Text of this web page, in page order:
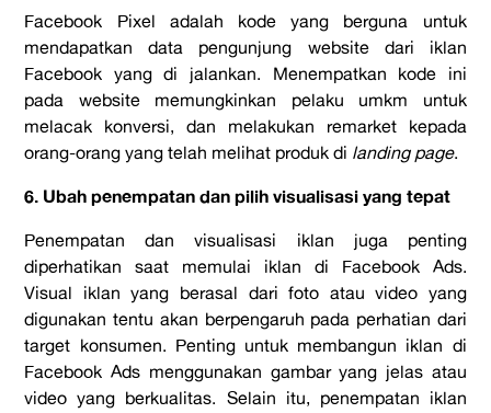
Facebook Pixel adalah kode yang berguna untuk
mendapatkan data pengunjung website dari iklan
Facebook yang di jalankan. Menempatkan kode ini
pada website memungkinkan pelaku umkm untuk
melacak konversi, dan melakukan remarket kepada
orang-orang yang telah melihat produk di landing page.
6. Ubah penempatan dan pilih visualisasi yang tepat
Penempatan dan visualisasi iklan juga penting
diperhatikan saat memulai iklan di Facebook Ads.
Visual iklan yang berasal dari foto atau video yang
digunakan tentu akan berpengaruh pada perhatian dari
target konsumen. Penting untuk membangun iklan di
Facebook Ads menggunakan gambar yang jelas atau
video yang berkualitas. Selain itu, penempatan iklan